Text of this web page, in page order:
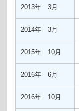
2013年 3月
2014年 3月
2015年 10月
2016年 6月
2016年 10月